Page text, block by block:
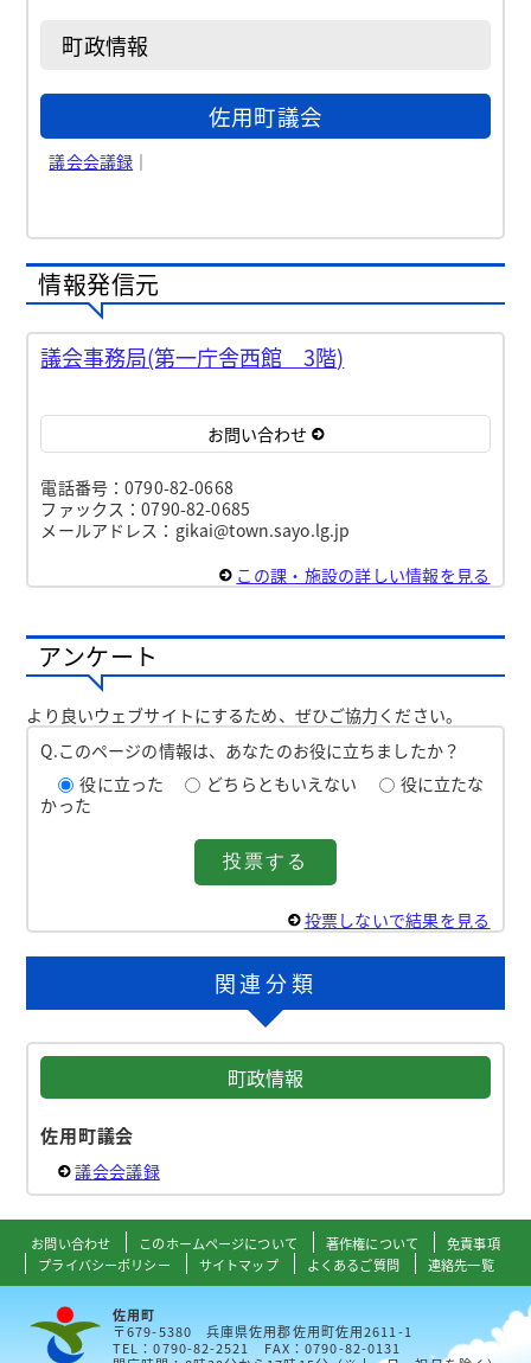
町政情報
佐用町議会
議会会議録 ｜
情報発信元
議会事務局(第一庁舎西館 3階)
お問い合わせ
電話番号：0790-82-0668
ファックス：0790-82-0685
メールアドレス：gikai@town.sayo.lg.jp
この課・施設の詳しい情報を見る
アンケート
より良いウェブサイトにするため、ぜひご協力ください。
Q.このページの情報は、あなたのお役に立ちましたか？
役に立った
どちらともいえない
役に立たな
かった
投票しないで結果を見る
関連分類
町政情報
佐用町議会
議会会議録
お問い合わせ このホームページについて 著作権について
免責事項
プライバシーポリシー
サイトマップ よくあるご質問 連絡先一覧
佐用町
〒679-5380 兵庫県佐用郡佐用町佐用2611-1
TEL：0790-82-2521 FAX：0790-82-0131